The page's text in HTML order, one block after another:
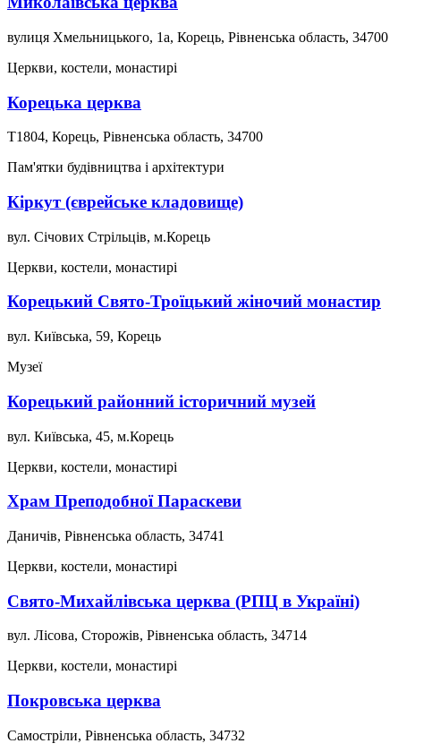
вулиця Хмельницького, 1a, Корець, Рівненська область, 34700
Церкви, костели, монастирі
Корецька церква
Т1804, Корець, Рівненська область, 34700
Пам'ятки будівництва і архітектури
Кіркут (єврейське кладовище)
вул. Січових Стрільців, м.Корець
Церкви, костели, монастирі
Корецький Свято-Троїцький жіночий монастир
вул. Київська, 59, Корець
Музеї
Корецький районний історичний музей
вул. Київська, 45, м.Корець
Церкви, костели, монастирі
Храм Преподобної Параскеви
Даничів, Рівненська область, 34741
Церкви, костели, монастирі
Свято-Михайлівська церква (РПЦ в Україні)
вул. Лісова, Сторожів, Рівненська область, 34714
Церкви, костели, монастирі
Покровська церква
Самостріли, Рівненська область, 34732